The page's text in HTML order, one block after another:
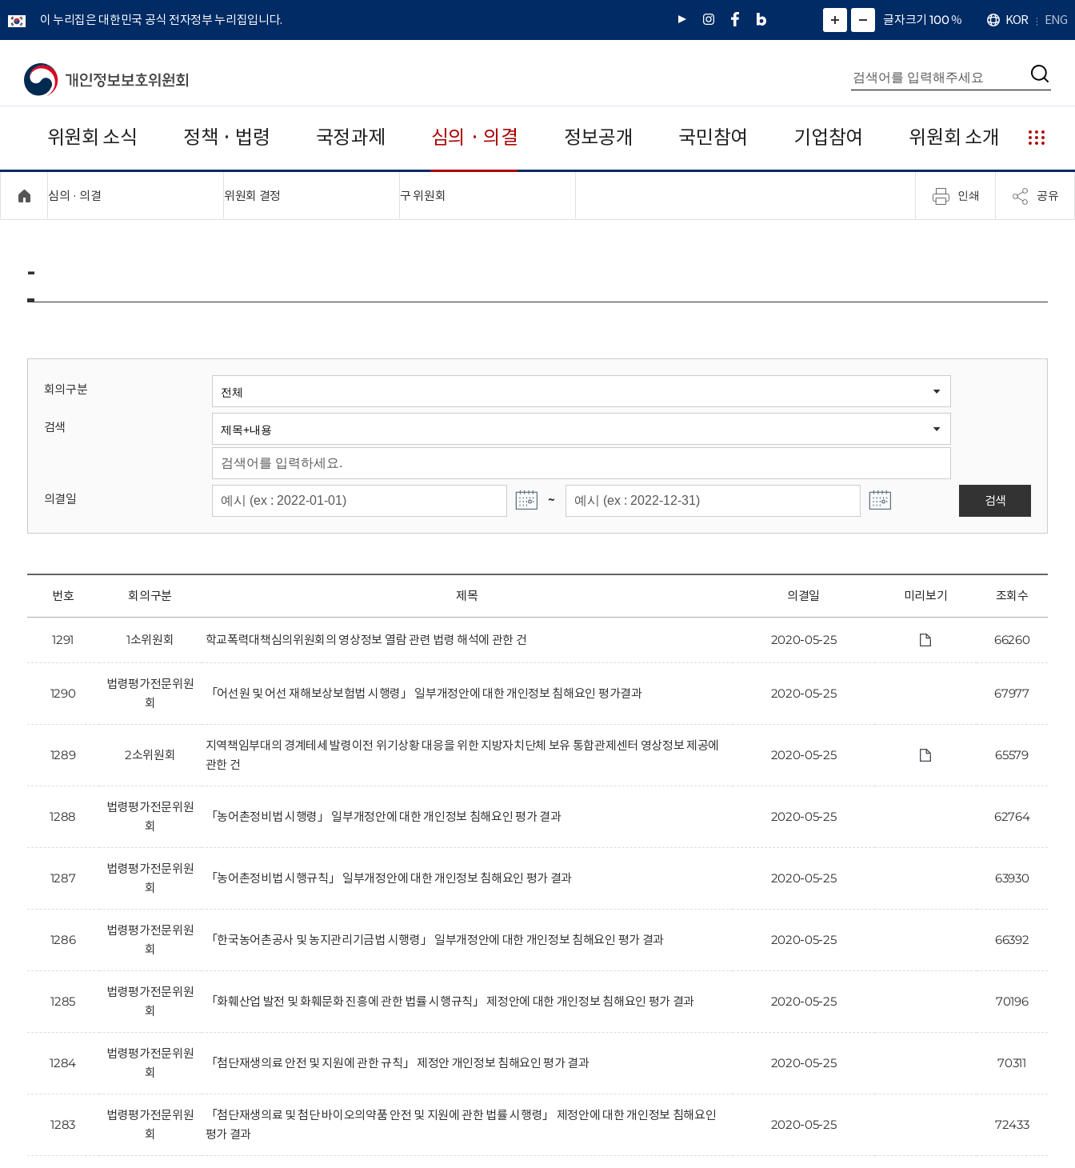
이 누리집은 대한민국 공식 전자정부 누리집입니다.
유
인
페
네
그
)
화
면
면
소
확
대
치
글자크기 100%
언
어
KOR ENG
개
보
보
위
회
통
합
검
색
검
위원회 소식 정책 · 법령 국정과제 심의 · 의결 정보공개 국민참여 기업참여 위원회 소개
누
리
집
안
심의 · 의결 위원회 결정 구 위원회 인쇄 공유
-
회의구분
검색
의결일 ~ 검색
번호 회의구분 제목 의결일 미리보기 조회수
1291 1소위원회 학교폭력대책심의위원회의 영상정보 열람 관련 법령 해석에 관한 건 2020-05-25 66260
1290
법령평가전문위원
회
「어선원 및 어선 재해보상보험법 시행령」 일부개정안에 대한 개인정보 침해요인 평가결과 2020-05-25 67977
1289 2소위원회
지역책임부대의 경계테세 발령이전 위기상황 대응을 위한 지방자치단체 보유 통합관제센터 영상정보 제공에
관한 건
2020-05-25 65579
1288
법령평가전문위원
회
「농어촌정비법 시행령」 일부개정안에 대한 개인정보 침해요인 평가 결과 2020-05-25 62764
1287
법령평가전문위원
회
「농어촌정비법 시행규칙」 일부개정안에 대한 개인정보 침해요인 평가 결과 2020-05-25 63930
1286
법령평가전문위원
회
「한국농어촌공사 및 농지관리기금법 시행령」 일부개정안에 대한 개인정보 침해요인 평가 결과 2020-05-25 66392
1285
법령평가전문위원
회
「화훼산업 발전 및 화훼문화 진흥에 관한 법률 시행규칙」 제정안에 대한 개인정보 침해요인 평가 결과 2020-05-25 70196
1284
법령평가전문위원
회
「첨단재생의료 안전 및 지원에 관한 규칙」 제정안 개인정보 침해요인 평가 결과 2020-05-25 70311
1283
법령평가전문위원
회
「첨단재생의료 및 첨단 바이오의약품 안전 및 지원에 관한 법률 시행령」 제정안에 대한 개인정보 침해요인
평가 결과
2020-05-25 72433